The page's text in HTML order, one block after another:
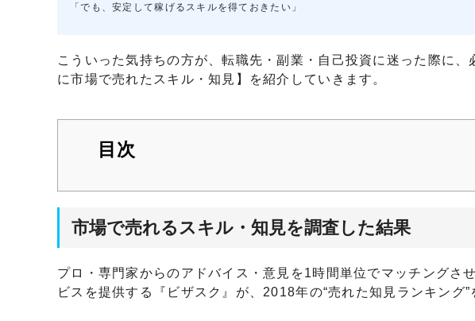
「でも、安定して稼げるスキルを得ておきたい」
こういった気持ちの方が、転職先・副業・自己投資に迷った際に
に市場で売れたスキル・知見】を紹介していきます。
目次
市場で売れるスキル・知見を調査した結果
プロ・専門家からのアドバイス・意見を1時間単位でマッチングさ
ビスを提供する『ビザスク』が、2018年の“売れた知見ランキング”